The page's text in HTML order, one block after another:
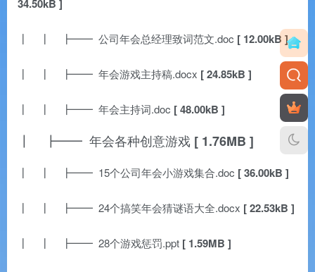
34.50kB ]
┃ ┃ ┣━━ 公司年会总经理致词范文.doc [ 12.00kB ]
┃ ┃ ┣━━ 年会游戏主持稿.docx [ 24.85kB ]
┃ ┃ ┣━━ 年会主持词.doc [ 48.00kB ]
┃ ┣━━ 年会各种创意游戏 [ 1.76MB ]
┃ ┃ ┣━━ 15个公司年会小游戏集合.doc [ 36.00kB ]
┃ ┃ ┣━━ 24个搞笑年会猜谜语大全.docx [ 22.53kB ]
┃ ┃ ┣━━ 28个游戏惩罚.ppt [ 1.59MB ]